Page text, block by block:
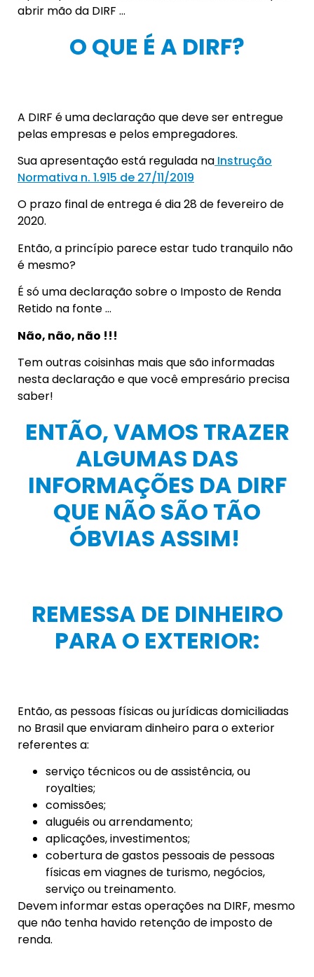
abrir mão da DIRF …
O QUE É A DIRF?
A DIRF é uma declaração que deve ser entregue
pelas empresas e pelos empregadores.
Sua apresentação está regulada na Instrução
Normativa n. 1.915 de 27/11/2019
O prazo final de entrega é dia 28 de fevereiro de
2020.
Então, a princípio parece estar tudo tranquilo não
é mesmo?
É só uma declaração sobre o Imposto de Renda
Retido na fonte …
Não, não, não !!!
Tem outras coisinhas mais que são informadas
nesta declaração e que você empresário precisa
saber!
ENTÃO, VAMOS TRAZER
ALGUMAS DAS
INFORMAÇÕES DA DIRF
QUE NÃO SÃO TÃO
ÓBVIAS ASSIM!
REMESSA DE DINHEIRO
PARA O EXTERIOR:
Então, as pessoas físicas ou jurídicas domiciliadas
no Brasil que enviaram dinheiro para o exterior
referentes a:
serviço técnicos ou de assistência, ou
royalties;
comissões;
aluguéis ou arrendamento;
aplicações, investimentos;
cobertura de gastos pessoais de pessoas
físicas em viagnes de turismo, negócios,
serviço ou treinamento.
Devem informar estas operações na DIRF, mesmo
que não tenha havido retenção de imposto de
renda.